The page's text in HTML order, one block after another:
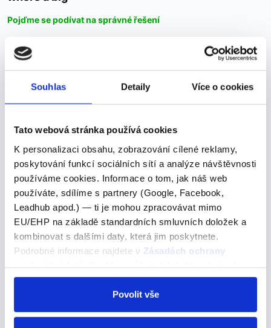
Souhlas Detaily Více o cookies
Tato webová stránka používá cookies
K personalizaci obsahu, zobrazování cílené reklamy,
poskytování funkcí sociálních sítí a analýze návštěvnosti
používáme cookies. Informace o tom, jak náš web
používáte, sdílíme s partnery (Google, Facebook,
Leadhub apod.) — ti je mohou zpracovávat mimo
EU/EHP na základě standardních smluvních doložek a
kombinovat s dalšími daty, která jim poskytnete.
Podrobné informace najdete v Zásadách ochrany
odvolat v nastavení cookies, případně se obrátit na
Povolit vše
Pojďme se podívat na správné řešení
The most popular attraction is the railway station
where a big board with the name of the village can be
found. Nejoblíbenější atrakcí je železniční stanice, kde
se nachází velká tabule s názvem obce…
other signs
Pojďme se podívat na správné řešení
That’s when they discovered other signs that showed
the creature might be a grizzly bear.Tehdy objevili další
znaky, které naznačovaly, že by se mohlo jednat o
was attending